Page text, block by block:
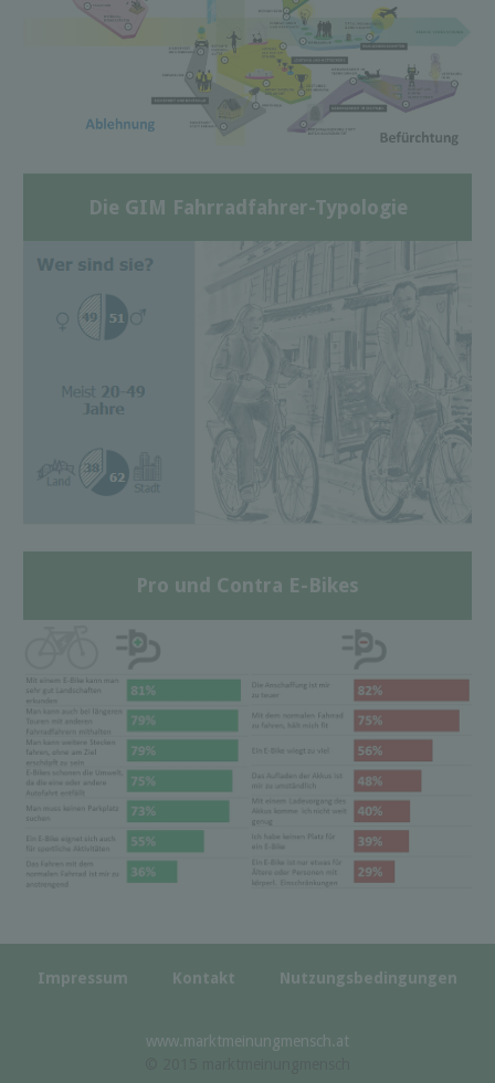
Die GIM Fahrradfahrer-Typologie
Pro und Contra E-Bikes
Impressum Kontakt Nutzungsbedingungen
www.marktmeinungmensch.at